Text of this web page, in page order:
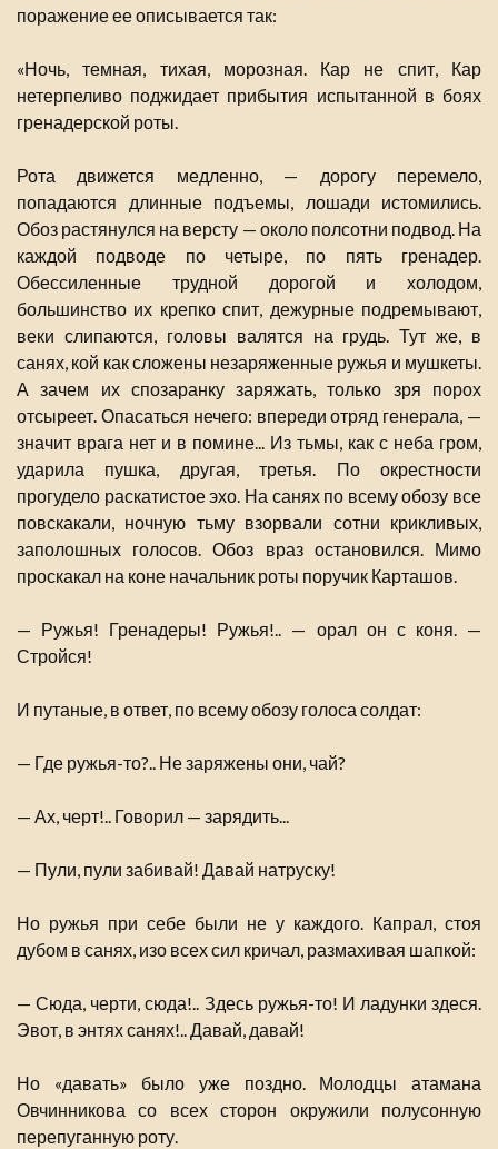
поражение ее описывается так:
«Ночь, темная, тихая, морозная. Кар не спит, Кар
нетерпеливо поджидает прибытия испытанной в боях
гренадерской роты.
Рота движется медленно, — дорогу перемело,
попадаются длинные подъемы, лошади истомились.
Обоз растянулся на версту — около полсотни подвод. На
каждой подводе по четыре, по пять гренадер.
Обессиленные трудной дорогой и холодом,
большинство их крепко спит, дежурные подремывают,
веки слипаются, головы валятся на грудь. Тут же, в
санях, кой как сложены незаряженные ружья и мушкеты.
А зачем их спозаранку заряжать, только зря порох
отсыреет. Опасаться нечего: впереди отряд генерала, —
значит врага нет и в помине... Из тьмы, как с неба гром,
ударила пушка, другая, третья. По окрестности
прогудело раскатистое эхо. На санях по всему обозу все
повскакали, ночную тьму взорвали сотни крикливых,
заполошных голосов. Обоз враз остановился. Мимо
проскакал на коне начальник роты поручик Карташов.
— Ружья! Гренадеры! Ружья!.. — орал он с коня. —
Стройся!
И путаные, в ответ, по всему обозу голоса солдат:
— Где ружья-то?.. Не заряжены они, чай?
— Ах, черт!.. Говорил — зарядить...
— Пули, пули забивай! Давай натруску!
Но ружья при себе были не у каждого. Капрал, стоя
дубом в санях, изо всех сил кричал, размахивая шапкой:
— Сюда, черти, сюда!.. Здесь ружья-то! И ладунки здеся.
Эвот, в энтях санях!.. Давай, давай!
Но «давать» было уже поздно. Молодцы атамана
Овчинникова со всех сторон окружили полусонную
перепуганную роту.